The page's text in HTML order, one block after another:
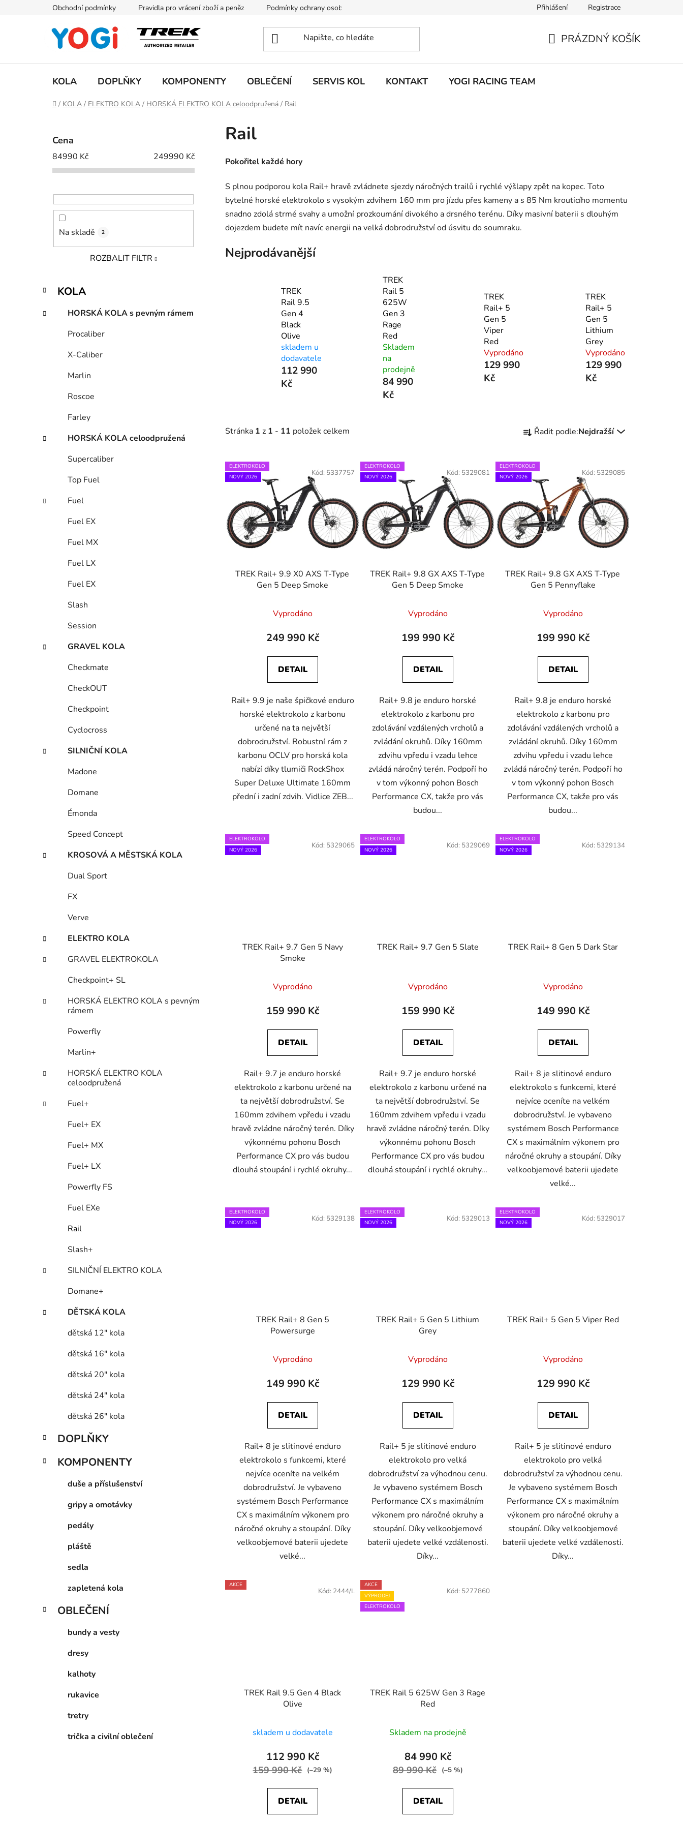
Obchodní podmínky Pravidla pro vrácení zboží a peněz Podmínky ochrany osobních údajů Přihlášení Registrace
PRÁZDNÝ KOŠÍK
KOLA DOPLŇKY KOMPONENTY OBLEČENÍ SERVIS KOL KONTAKT YOGI RACING TEAM
Domů
/ KOLA / ELEKTRO KOLA / HORSKÁ ELEKTRO KOLA celoodpružená / Rail
l
Cena
84990 Kč 249990 Kč
Na skladě 2
ROZBALIT FILTR
Přeskočit
kategorie
K
a
e
KOLA
HORSKÁ KOLA s pevným rámem
Procaliber
X-Caliber
Marlin
Roscoe
Farley
HORSKÁ KOLA celoodpružená
Supercaliber
Top Fuel
Fuel
Fuel EX
Fuel MX
Fuel LX
Fuel EX
Slash
Session
GRAVEL KOLA
Checkmate
CheckOUT
Checkpoint
Cyclocross
SILNIČNÍ KOLA
Madone
Domane
Émonda
Speed Concept
KROSOVÁ A MĚSTSKÁ KOLA
Dual Sport
FX
Verve
ELEKTRO KOLA
GRAVEL ELEKTROKOLA
Checkpoint+ SL
HORSKÁ ELEKTRO KOLA s pevným
rámem
Powerfly
Marlin+
HORSKÁ ELEKTRO KOLA
celoodpružená
Fuel+
Fuel+ EX
Fuel+ MX
Fuel+ LX
Powerfly FS
Fuel EXe
Rail
Slash+
SILNIČNÍ ELEKTRO KOLA
Domane+
DĚTSKÁ KOLA
dětská 12" kola
dětská 16" kola
dětská 20" kola
dětská 24" kola
dětská 26" kola
DOPLŇKY
KOMPONENTY
duše a příslušenství
gripy a omotávky
pedály
pláště
sedla
zapletená kola
OBLEČENÍ
bundy a vesty
dresy
kalhoty
rukavice
tretry
trička a civilní oblečení
Rail
Pokořitel každé hory
S plnou podporou kola Rail+ hravě zvládnete sjezdy náročných trailů i rychlé výšlapy zpět na kopec. Toto
bytelné horské elektrokolo s vysokým zdvihem 160 mm pro jízdu přes kameny a s 85 Nm krouticího momentu
snadno zdolá strmé svahy a umožní prozkoumání divokého a drsného terénu. Díky masivní baterii s dlouhým
dojezdem budete mít navíc energii na velká dobrodružství od úsvitu do soumraku.
Nejprodávanější
TREK
Rail 9.5
Gen 4
Black
Olive
skladem u
dodavatele
112 990
Kč
TREK
Rail 5
625W
Gen 3
Rage
Red
Skladem
na
prodejně
84 990
Kč
TREK
Rail+ 5
Gen 5
Viper
Red
Vyprodáno
129 990
Kč
TREK
Rail+ 5
Gen 5
Lithium
Grey
Vyprodáno
129 990
Kč
Stránka 1 z 1 - 11 položek celkem
a
e
n
p
r
o
d
k
Řadit podle:Nejdražší
V
ý
s
p
ELEKTROKOLO
NOVÝ 2026
TREK Rail+ 9.9 X0 AXS T-Type
Gen 5 Deep Smoke
Vyprodáno
249 990 Kč
DETAIL
Rail+ 9.9 je naše špičkové enduro
horské elektrokolo z karbonu
určené na ta největší
dobrodružství. Robustní rám z
karbonu OCLV pro horská kola
nabízí díky tlumiči RockShox
Super Deluxe Ultimate 160mm
přední i zadní zdvih. Vidlice ZEB...
Kód: 5337757
ELEKTROKOLO
NOVÝ 2026
TREK Rail+ 9.8 GX AXS T-Type
Gen 5 Deep Smoke
Vyprodáno
199 990 Kč
DETAIL
Rail+ 9.8 je enduro horské
elektrokolo z karbonu pro
zdolávání vzdálených vrcholů a
zvládání okruhů. Díky 160mm
zdvihu vpředu i vzadu lehce
zvládá náročný terén. Podpoří ho
v tom výkonný pohon Bosch
Performance CX, takže pro vás
budou...
Kód: 5329081
ELEKTROKOLO
NOVÝ 2026
TREK Rail+ 9.8 GX AXS T-Type
Gen 5 Pennyflake
Vyprodáno
199 990 Kč
DETAIL
Rail+ 9.8 je enduro horské
elektrokolo z karbonu pro
zdolávání vzdálených vrcholů a
zvládání okruhů. Díky 160mm
zdvihu vpředu i vzadu lehce
zvládá náročný terén. Podpoří ho
v tom výkonný pohon Bosch
Performance CX, takže pro vás
budou...
Kód: 5329085
ELEKTROKOLO
NOVÝ 2026
TREK Rail+ 9.7 Gen 5 Navy
Smoke
Vyprodáno
159 990 Kč
DETAIL
Rail+ 9.7 je enduro horské
elektrokolo z karbonu určené na
ta největší dobrodružství. Se
160mm zdvihem vpředu i vzadu
hravě zvládne náročný terén. Díky
výkonnému pohonu Bosch
Performance CX pro vás budou
dlouhá stoupání i rychlé okruhy...
Kód: 5329065
ELEKTROKOLO
NOVÝ 2026
TREK Rail+ 9.7 Gen 5 Slate
Vyprodáno
159 990 Kč
DETAIL
Rail+ 9.7 je enduro horské
elektrokolo z karbonu určené na
ta největší dobrodružství. Se
160mm zdvihem vpředu i vzadu
hravě zvládne náročný terén. Díky
výkonnému pohonu Bosch
Performance CX pro vás budou
dlouhá stoupání i rychlé okruhy...
Kód: 5329069
ELEKTROKOLO
NOVÝ 2026
TREK Rail+ 8 Gen 5 Dark Star
Vyprodáno
149 990 Kč
DETAIL
Rail+ 8 je slitinové enduro
elektrokolo s funkcemi, které
nejvíce oceníte na velkém
dobrodružství. Je vybaveno
systémem Bosch Performance
CX s maximálním výkonem pro
náročné okruhy a stoupání. Díky
velkoobjemové baterii ujedete
velké...
Kód: 5329134
ELEKTROKOLO
NOVÝ 2026
TREK Rail+ 8 Gen 5
Powersurge
Vyprodáno
149 990 Kč
DETAIL
Rail+ 8 je slitinové enduro
elektrokolo s funkcemi, které
nejvíce oceníte na velkém
dobrodružství. Je vybaveno
systémem Bosch Performance
CX s maximálním výkonem pro
náročné okruhy a stoupání. Díky
velkoobjemové baterii ujedete
velké...
Kód: 5329138
ELEKTROKOLO
NOVÝ 2026
TREK Rail+ 5 Gen 5 Lithium
Grey
Vyprodáno
129 990 Kč
DETAIL
Rail+ 5 je slitinové enduro
elektrokolo pro velká
dobrodružství za výhodnou cenu.
Je vybaveno systémem Bosch
Performance CX s maximálním
výkonem pro náročné okruhy a
stoupání. Díky velkoobjemové
baterii ujedete velké vzdálenosti.
Díky...
Kód: 5329013
ELEKTROKOLO
NOVÝ 2026
TREK Rail+ 5 Gen 5 Viper Red
Vyprodáno
129 990 Kč
DETAIL
Rail+ 5 je slitinové enduro
elektrokolo pro velká
dobrodružství za výhodnou cenu.
Je vybaveno systémem Bosch
Performance CX s maximálním
výkonem pro náročné okruhy a
stoupání. Díky velkoobjemové
baterii ujedete velké vzdálenosti.
Díky...
Kód: 5329017
AKCE
TREK Rail 9.5 Gen 4 Black
Olive
skladem u dodavatele
112 990 Kč
159 990 Kč (–29 %)
DETAIL
Kód: 2444/L
AKCE
VÝPRODEJ
ELEKTROKOLO
TREK Rail 5 625W Gen 3 Rage
Red
Skladem na prodejně
84 990 Kč
89 990 Kč (–5 %)
DETAIL
Kód: 5277860